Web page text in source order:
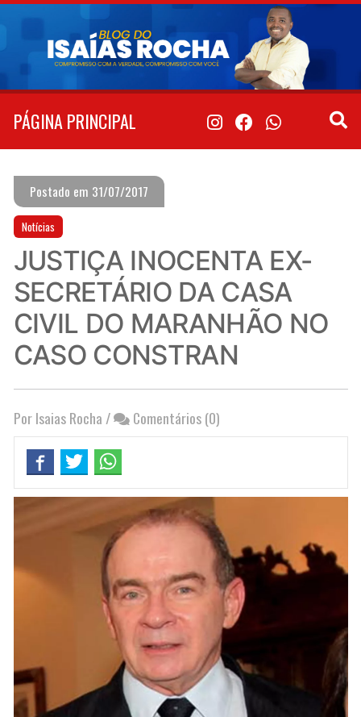
Pular
conteúdo
PÁGINA PRINCIPAL
Postado em 31/07/2017
Notícias
JUSTIÇA INOCENTA EX-
SECRETÁRIO DA CASA
CIVIL DO MARANHÃO NO
CASO CONSTRAN
Por Isaias Rocha / Comentários (0)